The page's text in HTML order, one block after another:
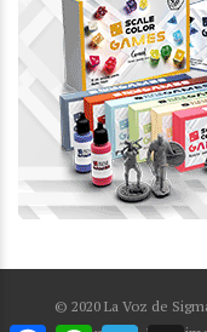
© 2020 La Voz de